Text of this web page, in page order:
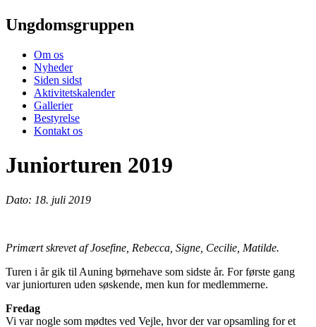
Ungdomsgruppen
Om os
Nyheder
Siden sidst
Aktivitetskalender
Gallerier
Bestyrelse
Kontakt os
Juniorturen 2019
Dato: 18. juli 2019
Primært skrevet af Josefine, Rebecca, Signe, Cecilie, Matilde.
Turen i år gik til Auning børnehave som sidste år. For første gang
var juniorturen uden søskende, men kun for medlemmerne.
Fredag
Vi var nogle som mødtes ved Vejle, hvor der var opsamling for et